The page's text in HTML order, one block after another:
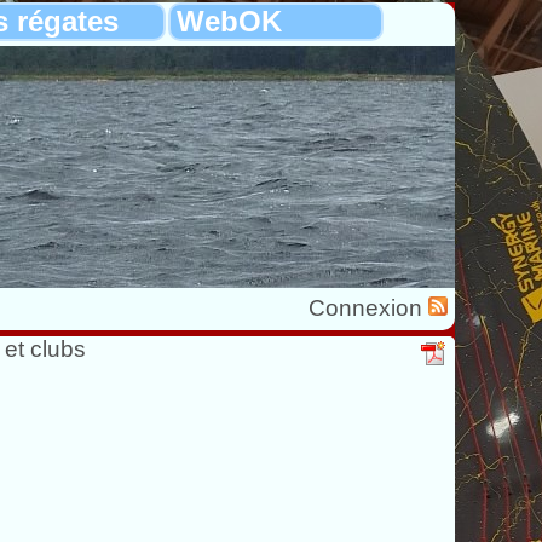
régates WebOK
Connexion
et clubs